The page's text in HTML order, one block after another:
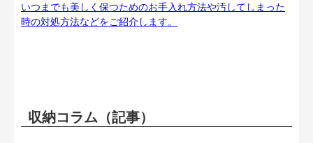
いつまでも美しく保つためのお手入れ方法や汚してしまった
時の対処方法などをご紹介します。
収納コラム（記事）